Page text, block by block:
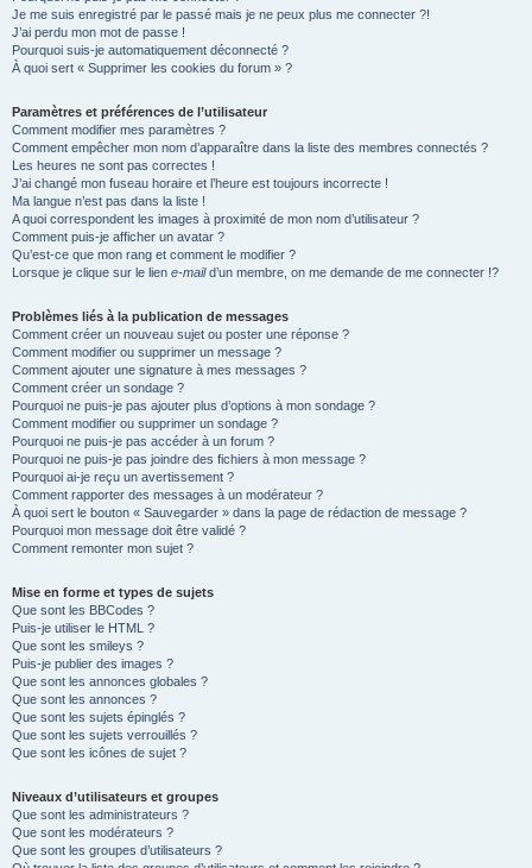
Je me suis enregistré par le passé mais je ne peux plus me connecter ?!
J’ai perdu mon mot de passe !
Pourquoi suis-je automatiquement déconnecté ?
À quoi sert « Supprimer les cookies du forum » ?
Paramètres et préférences de l’utilisateur
Comment modifier mes paramètres ?
Comment empêcher mon nom d’apparaître dans la liste des membres connectés ?
Les heures ne sont pas correctes !
J’ai changé mon fuseau horaire et l’heure est toujours incorrecte !
Ma langue n’est pas dans la liste !
A quoi correspondent les images à proximité de mon nom d’utilisateur ?
Comment puis-je afficher un avatar ?
Qu’est-ce que mon rang et comment le modifier ?
Lorsque je clique sur le lien e-maild’un membre, on me demande de me connecter !?
Problèmes liés à la publication de messages
Comment créer un nouveau sujet ou poster une réponse ?
Comment modifier ou supprimer un message ?
Comment ajouter une signature à mes messages ?
Comment créer un sondage ?
Pourquoi ne puis-je pas ajouter plus d’options à mon sondage ?
Comment modifier ou supprimer un sondage ?
Pourquoi ne puis-je pas accéder à un forum ?
Pourquoi ne puis-je pas joindre des fichiers à mon message ?
Pourquoi ai-je reçu un avertissement ?
Comment rapporter des messages à un modérateur ?
À quoi sert le bouton « Sauvegarder » dans la page de rédaction de message ?
Pourquoi mon message doit être validé ?
Comment remonter mon sujet ?
Mise en forme et types de sujets
Que sont les BBCodes ?
Puis-je utiliser le HTML ?
Que sont les smileys ?
Puis-je publier des images ?
Que sont les annonces globales ?
Que sont les annonces ?
Que sont les sujets épinglés ?
Que sont les sujets verrouillés ?
Que sont les icônes de sujet ?
Niveaux d’utilisateurs et groupes
Que sont les administrateurs ?
Que sont les modérateurs ?
Que sont les groupes d’utilisateurs ?